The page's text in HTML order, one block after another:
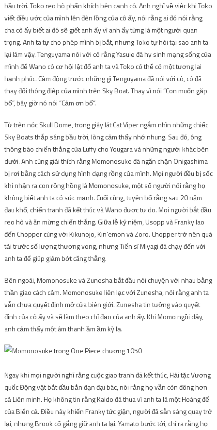
bầu trời. Toko reo hò phấn khích bên cạnh cô. Anh nghĩ về việc khi Toko
viết điều ước của mình lên đèn lồng của cô ấy, nói rằng ai đó nói rằng
cha cô ấy biết ai đó sẽ giết anh ấy vì anh ấy từng là một người quan
trọng. Anh ta tự cho phép mình bị bắt, nhưng Toko tự hỏi tại sao anh ta
lại làm vậy. Tenguyama nói với cô rằng Yasuie đã hy sinh mạng sống của
mình để Wano có cơ hội lật đổ anh ta và Toko có thể có một tương lai
hạnh phúc. Cảm động trước những gì Tenguyama đã nói với cô, cô đã
thay đổi thông điệp của mình trên Sky Boat. Thay vì nói “Con muốn gặp
bố”, bây giờ nó nói “Cảm ơn bố”.
Từ trên nóc Skull Dome, trong giây lát Cat Viper ngắm nhìn những chiếc
Sky Boats thắp sáng bầu trời, lòng cảm thấy nhớ nhung. Sau đó, ông
thông báo chiến thắng của Luffy cho Yougara và những người khác bên
dưới. Anh cũng giải thích rằng Momonosuke đã ngăn chặn Onigashima
bị rơi bằng cách sử dụng hình dạng rồng của mình. Mọi người đều bị sốc
khi nhận ra con rồng hồng là Momonosuke, một số người nói rằng họ
không biết anh ta có sức mạnh. Cuối cùng, tuyên bố rằng sau 20 năm
đau khổ, chiến tranh đã kết thúc và Wano được tự do. Mọi người bắt đầu
reo hò và ăn mừng chiến thắng. Giữa lễ kỷ niệm, Usopp và Franky lao
đến Chopper cùng với Kikunojo, Kin’emon và Zoro. Chopper trở nên quá
tải trước số lượng thương vong, nhưng Tiến sĩ Miyagi đã chạy đến với
anh ta để giúp giảm bớt căng thẳng.
Bên ngoài, Momonosuke và Zunesha bắt đầu nói chuyện với nhau bằng
thần giao cách cảm. Momonosuke liên lạc với Zunesha, nói rằng anh ta
vẫn chưa quyết định mở cửa biên giới. Zunesha tin tưởng vào quyết
định của cô ấy và sẽ làm theo chỉ đạo của anh ấy. Khi Momo ngồi dậy,
anh cảm thấy một âm thanh ầm ầm kỳ lạ.
Ngay khi mọi người nghĩ rằng cuộc giao tranh đã kết thúc, Hải tặc Vương
quốc Động vật bắt đầu bắn đạn đại bác, nói rằng họ vẫn còn đông hơn
cả Liên minh. Họ không tin rằng Kaido đã thua vì anh ta là một Hoàng đế
của Biển cả. Điều này khiến Franky tức giận, người đã sẵn sàng quay trở
lại, nhưng Brook cố gắng giữ anh ta lại. Yamato bước tới, chỉ ra rằng họ